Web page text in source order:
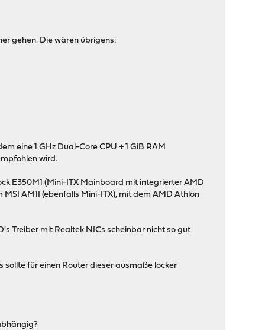
gehen. Die wären übrigens:
eine 1 GHz Dual-Core CPU + 1 GiB RAM
wird.
E350M1 (Mini-ITX Mainboard mit integrierter AMD
MSI AM1I (ebenfalls Mini-ITX), mit dem AMD Athlon
Treiber mit Realtek NICs scheinbar nicht so gut
für einen Router dieser ausmaße locker